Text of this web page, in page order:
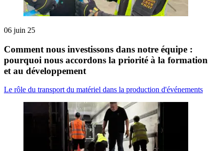
06 juin 25
Comment nous investissons dans notre équipe :
pourquoi nous accordons la priorité à la formation
et au développement
Le rôle du transport du matériel dans la production d'événements